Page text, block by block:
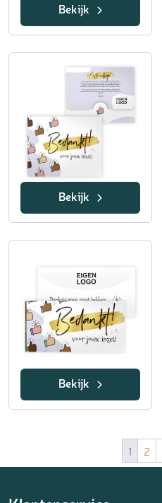
Bekijk
Bekijk
Bekijk
1 2